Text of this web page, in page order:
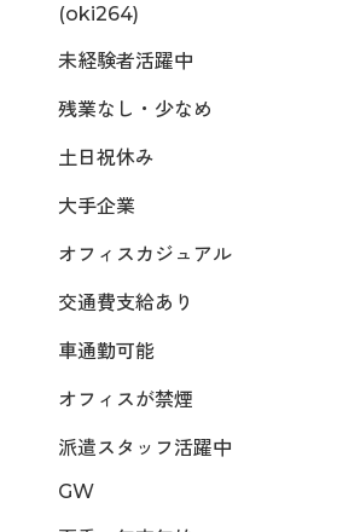
(oki264)
未経験者活躍中
残業なし・少なめ
土日祝休み
大手企業
オフィスカジュアル
交通費支給あり
車通勤可能
オフィスが禁煙
派遣スタッフ活躍中
GW